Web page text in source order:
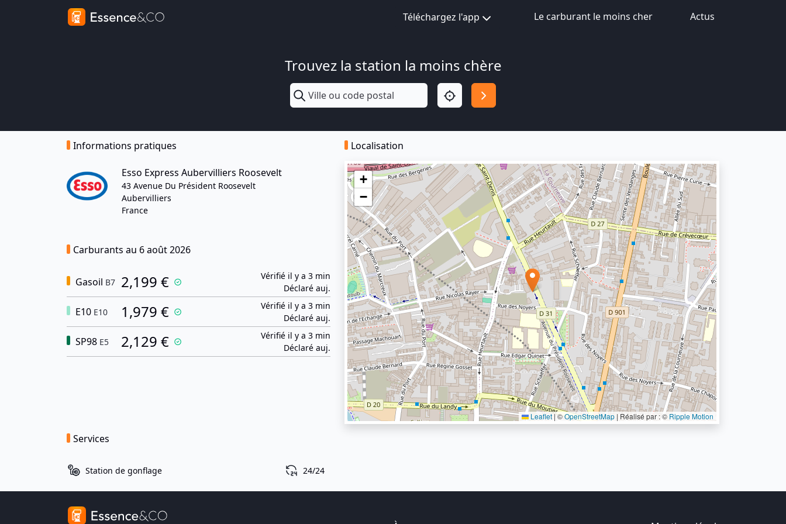
Téléchargez l'app Le carburant le moins cher Actus
Trouvez la station la moins chère
Informations pratiques
Esso Express Aubervilliers Roosevelt
43 Avenue Du Président Roosevelt
Aubervilliers
France
Carburants au 6 août 2026
Gasoil B7 2,199 €
Vérifié il y a 3 min
Déclaré auj.
E10 E10 1,979 €
Vérifié il y a 3 min
Déclaré auj.
SP98 E5 2,129 €
Vérifié il y a 3 min
Déclaré auj.
Localisation
+
−
Leaflet|©OpenStreetMap | Réalisé par : © Ripple Motion
Services
Station de gonflage 24/24